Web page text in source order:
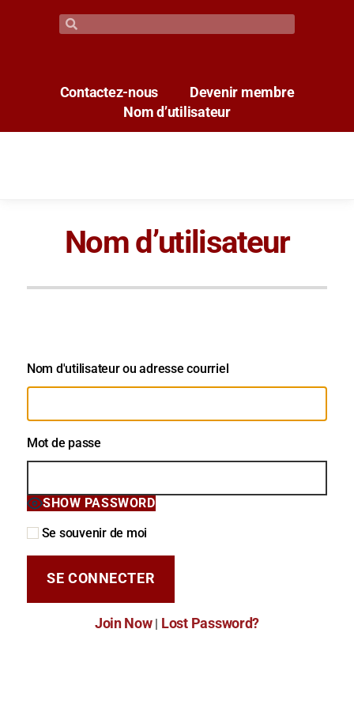
Contactez-nous
Devenir membre
Nom d’utilisateur
Nom d’utilisateur
Nom d'utilisateur ou adresse courriel
Mot de passe
SHOW PASSWORD
Se souvenir de moi
Join Now| Lost Password?